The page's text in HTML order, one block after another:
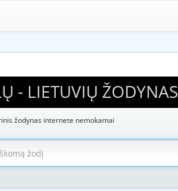
- LIETUVIŲ ŽODYNAS
žodynas internete nemokamai